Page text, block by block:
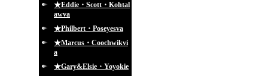
★Eddie・Scott・Kohtal
awva
★Philbert・Poseyesva
★Marcus・Coochwikvi
a
★Gary&Elsie・Yoyokie